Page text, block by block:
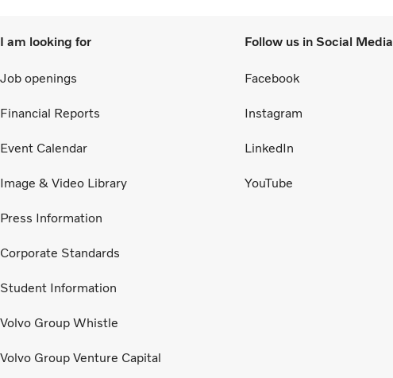
I am looking for
Job openings
Financial Reports
Event Calendar
Image & Video Library
Press Information
Corporate Standards
Student Information
Volvo Group Whistle
Volvo Group Venture Capital
Follow us in Social Media
Facebook
Instagram
LinkedIn
YouTube